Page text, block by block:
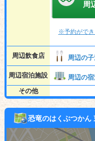
周
※予約がで
周辺飲食店 周辺の
周辺宿泊施設
周辺の
その他
恐竜のはくぶつかん